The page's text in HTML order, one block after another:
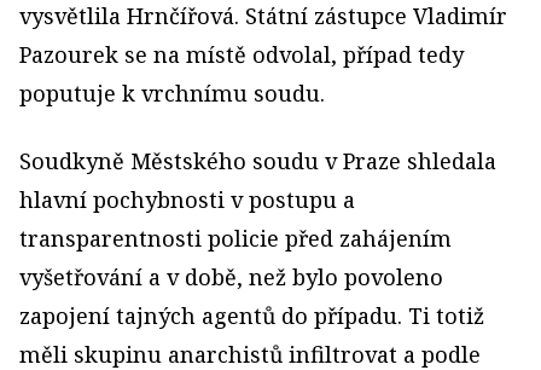
vysvětlila Hrnčířová. Státní zástupce Vladimír
Pazourek se na místě odvolal, případ tedy
poputuje k vrchnímu soudu.
Soudkyně Městského soudu v Praze shledala
hlavní pochybnosti v postupu a
transparentnosti policie před zahájením
vyšetřování a v době, než bylo povoleno
zapojení tajných agentů do případu. Ti totiž
měli skupinu anarchistů infiltrovat a podle